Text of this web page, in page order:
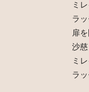
ミ
ラ
扉
沙
ミ
ラ